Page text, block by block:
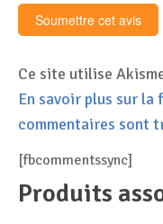
Ce site utilise
En savoir plus sur la
commentaires sont
[fbcommentssync]
Produits